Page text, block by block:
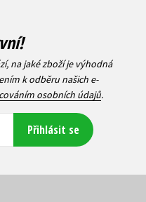
na jaké zboží je výhodná
k odběru našich e-
osobních údajů.
Přihlásit se